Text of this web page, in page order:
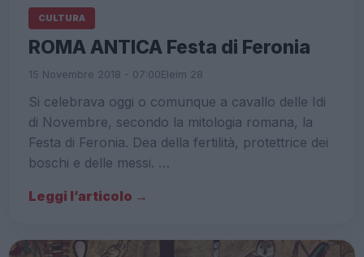
CULTURA
ROMA ANTICA Festa di Feronia
15 Novembre 2018 - 07:00Eleim 28
Si celebrava oggi o comunque a cavallo delle Idi
di Novembre, secondo la mitologia romana, la
Festa di Feronia. Dea della fertilità, protettrice dei
boschi e delle messi. …
Leggi l’articolo →